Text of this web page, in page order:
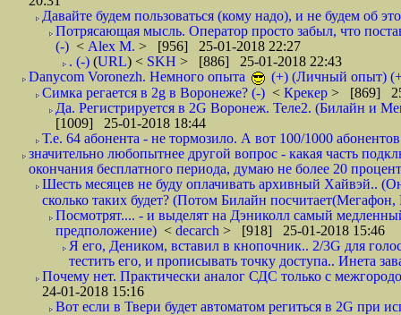
Давайте будем пользоваться (кому надо), и не будем об
Потрясающая мысль. Оператор просто забыл, что
(-) < Alex M. > [956] 25-01-2018 22:27
. (-) (URL) < SKH > [886] 25-01-2018 22:43
Danycom Voronezh. Немного опыта
(+) (Личный опыт)
Симка регается в 2g в Воронеже? (-) < Крекер > [869]
Да. Регистрируется в 2G Воронеж. Теле2. (Билайн и
[1009] 25-01-2018 18:44
Т.е. 64 абонента - не тормозило. А вот 100/1000
значительно любопытнее другой вопрос - какая часть
окончания бесплатного периода, думаю не более 20
Шесть месяцев не буду оплачивать архивный Хайвэй..
сколько таких будет? (Потом Билайн
Посмотрят.... - и выделят на Дэниколл самый
предположение) < decarch > [918] 25-01-2018 15:46
Я его, Деником, вставил в кнопочник.. 2/3G для
тестить его, и прописывать точку доступа.. Инета
Почему нет. Практически аналог СДС только с
24-01-2018 15:16
Вот если в Твери будет автоматом региться в 2G при